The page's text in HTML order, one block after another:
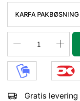
KARFA
Gratis